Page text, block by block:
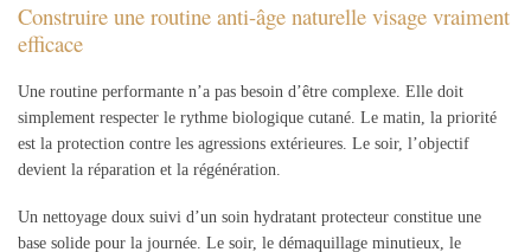
Construire une routine anti-âge naturelle visage vraiment
efficace
Une routine performante n’a pas besoin d’être complexe. Elle doit
simplement respecter le rythme biologique cutané. Le matin, la priorité
est la protection contre les agressions extérieures. Le soir, l’objectif
devient la réparation et la régénération.
Un nettoyage doux suivi d’un soin hydratant protecteur constitue une
base solide pour la journée. Le soir, le démaquillage minutieux, le